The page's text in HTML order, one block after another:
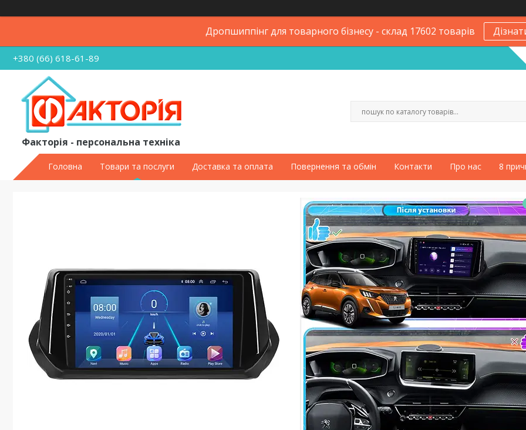
Дропшиппінг для товарного бізнесу - склад 17602 товарів
+380 (66) 618-61-89
Факторія - персональна техніка
Головна Товари та послуги Доставка та оплата Повернення та обмін Контакти Про нас 8